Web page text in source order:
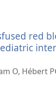
red
O, Hébert